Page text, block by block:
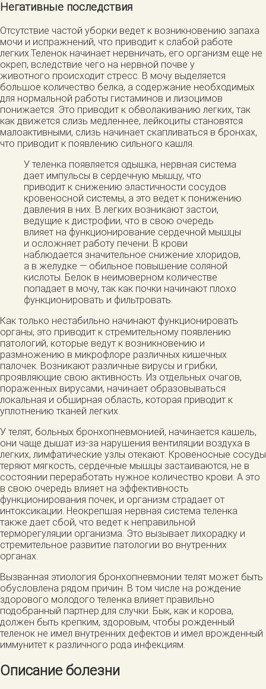
Негативные последствия
Отсутствие частой уборки ведет к возникновению запаха
мочи и испражнений, что приводит к слабой работе
легких.Теленок начинает нервничать, его организм еще не
окреп, вследствие чего на нервной почве у
животного происходит стресс. В мочу выделяется
большое количество белка, а содержание необходимых
для нормальной работы гистаминов и лизоцимов
понижается. Это приводит к обволакиванию легких, так
как движется слизь медленнее, лейкоциты становятся
малоактивными, слизь начинает скапливаться в бронхах,
что приводит к появлению сильного кашля.
У теленка появляется одышка, нервная система
дает импульсы в сердечную мышцу, что
приводит к снижению эластичности сосудов
кровеносной системы, а это ведет к понижению
давления в них. В легких возникают застои,
ведущие к дистрофии, что в свою очередь
влияет на функционирование сердечной мышцы
и осложняет работу печени. В крови
наблюдается значительное снижение хлоридов,
а в желудке — обильное повышение соляной
кислоты. Белок в неимоверном количестве
попадает в мочу, так как почки начинают плохо
функционировать и фильтровать.
Как только нестабильно начинают функционировать
органы, это приводит к стремительному появлению
патологий, которые ведут к возникновению и
размножению в микрофлоре различных кишечных
палочек. Возникают различные вирусы и грибки,
проявляющие свою активность. Из отдельных очагов,
пораженных вирусами, начинает образовываться
локальная и обширная область, которая приводит к
уплотнению тканей легких.
У телят, больных бронхопневмонией, начинается кашель,
они чаще дышат из-за нарушения вентиляции воздуха в
легких, лимфатические узлы отекают. Кровеносные сосуды
теряют мягкость, сердечные мышцы застаиваются, не в
состоянии переработать нужное количество крови. А это
в свою очередь влияет на эффективность
функционирования почек, и организм страдает от
интоксикации. Неокрепшая нервная система теленка
также дает сбой, что ведет к неправильной
терморегуляции организма. Это вызывает лихорадку и
стремительное развитие патологии во внутренних
органах.
Вызванная этиология бронхопневмонии телят может быть
обусловлена рядом причин. В том числе на рождение
здорового молодого теленка влияет правильно
подобранный партнер для случки. Бык, как и корова,
должен быть крепким, здоровым, чтобы рожденный
теленок не имел внутренних дефектов и имел врожденный
иммунитет к различного рода инфекциям.
Описание болезни